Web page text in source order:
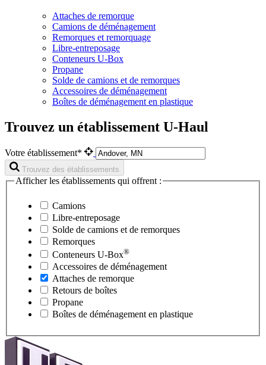
Attaches de remorque
Camions de déménagement
Remorques et remorquage
Libre-entreposage
Conteneurs U-Box
Propane
Solde de camions et de remorques
Accessoires de déménagement
Boîtes de déménagement en plastique
Trouvez un établissement U-Haul
Votre établissement*
Trouvez des établissements
Afficher les établissements qui offrent :
Camions
Libre-entreposage
Solde de camions et de remorques
Remorques
Conteneurs U-Box®
Accessoires de déménagement
Attaches de remorque
Retours de boîtes
Propane
Boîtes de déménagement en plastique